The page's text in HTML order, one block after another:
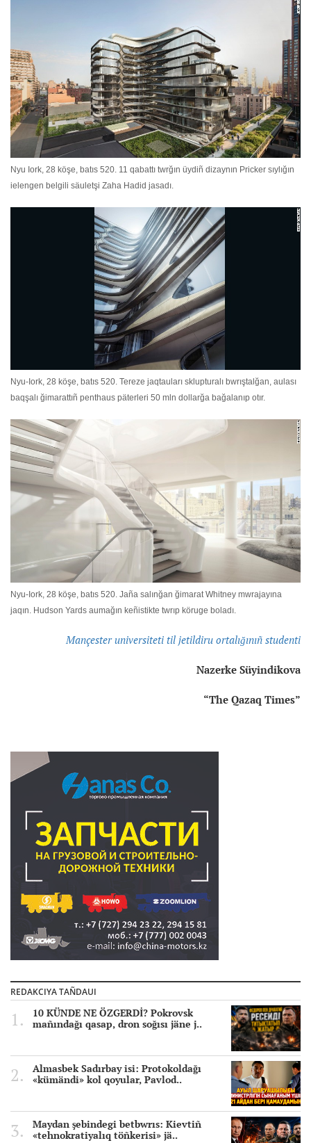
Nyu Iork, 28 köşe, batıs 520. 11 qabattı twrğın üydiñ dizaynın Pricker sıylığın
ielengen belgili säuletşi Zaha Hadid jasadı.
Nyu-Iork, 28 köşe, batıs 520. Tereze jaqtauları sklupturalı bwrıştalğan, aulası
baqşalı ğimarattıñ penthaus päterleri 50 mln dollarğa bağalanıp otır.
Nyu-Iork, 28 köşe, batıs 520. Jaña salınğan ğimarat Whitney mwrajayına
jaqın. Hudson Yards aumağın keñistikte twrıp köruge boladı.
Mançester universiteti til jetildiru ortalığınıñ studenti
Nazerke Süyindikova
“The Qazaq Times”
REDAKCIYA TAÑDAUI
10 KÜNDE NE ÖZGERDİ? Pokrovsk
mañındağı qasap, dron soğısı jäne j..
Almasbek Sadırbay isi: Protokoldağı
«kümändi» kol qoyular, Pavlod..
Maydan şebindegi betbwrıs: Kievtiñ
«tehnokratiyalıq töñkerisi» jä..